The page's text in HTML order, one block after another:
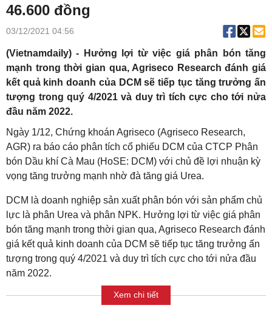
46.600 đồng
03/12/2021 04:56
(Vietnamdaily) - Hưởng lợi từ việc giá phân bón tăng
mạnh trong thời gian qua, Agriseco Research đánh giá
kết quả kinh doanh của DCM sẽ tiếp tục tăng trưởng ấn
tượng trong quý 4/2021 và duy trì tích cực cho tới nửa
đầu năm 2022.
Ngày 1/12, Chứng khoán Agriseco (Agriseco Research,
AGR) ra báo cáo phân tích cổ phiếu DCM của CTCP Phân
bón Dầu khí Cà Mau (HoSE: DCM) với chủ đề lợi nhuận kỳ
vọng tăng trưởng mạnh nhờ đà tăng giá Urea.
DCM là doanh nghiệp sản xuất phân bón với sản phẩm chủ
lực là phân Urea và phân NPK. Hưởng lợi từ việc giá phân
bón tăng mạnh trong thời gian qua, Agriseco Research đánh
giá kết quả kinh doanh của DCM sẽ tiếp tục tăng trưởng ấn
tượng trong quý 4/2021 và duy trì tích cực cho tới nửa đầu
năm 2022.
Xem chi tiết